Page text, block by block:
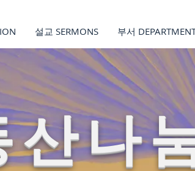
설교 SERMONS 부서
산나